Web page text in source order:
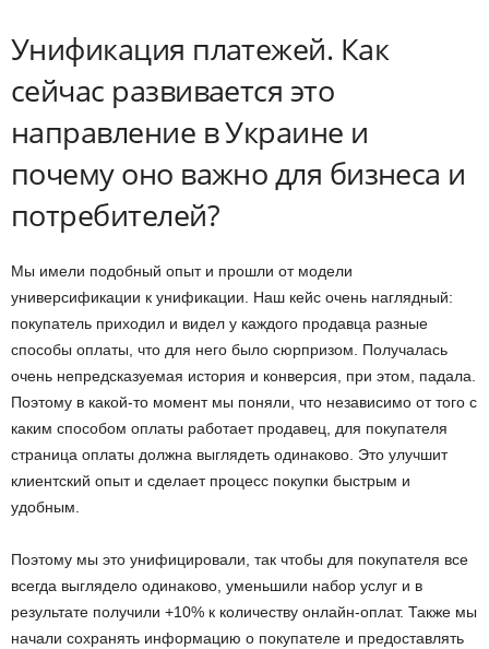
Унификация платежей. Как
сейчас развивается это
направление в Украине и
почему оно важно для бизнеса и
потребителей?
Мы имели подобный опыт и прошли от модели
универсификации к унификации. Наш кейс очень наглядный:
покупатель приходил и видел у каждого продавца разные
способы оплаты, что для него было сюрпризом. Получалась
очень непредсказуемая история и конверсия, при этом, падала.
Поэтому в какой-то момент мы поняли, что независимо от того с
каким способом оплаты работает продавец, для покупателя
страница оплаты должна выглядеть одинаково. Это улучшит
клиентский опыт и сделает процесс покупки быстрым и
удобным.
Поэтому мы это унифицировали, так чтобы для покупателя все
всегда выглядело одинаково, уменьшили набор услуг и в
результате получили +10% к количеству онлайн-оплат. Также мы
начали сохранять информацию о покупателе и предоставлять